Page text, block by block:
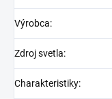
Výrobca:
Zdroj svetla:
Charakteristiky: